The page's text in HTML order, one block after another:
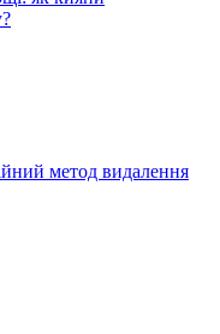
якого Україна
Підсумки 1/8